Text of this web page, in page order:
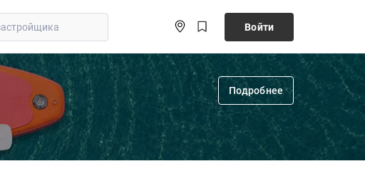
Войти
Подробнее